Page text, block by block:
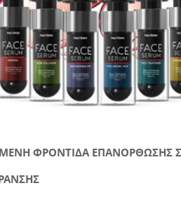
ΦΡΟΝΤΙΔΑ ΕΠΑΝΟΡΘΩΣΗΣ